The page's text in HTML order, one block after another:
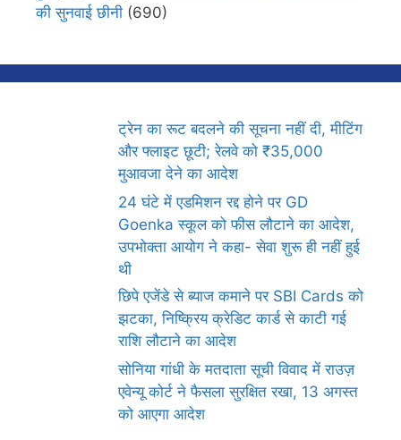
की सुनवाई छीनी (690)
ट्रेन का रूट बदलने की सूचना नहीं दी, मीटिंग
और फ्लाइट छूटी; रेलवे को ₹35,000
मुआवजा देने का आदेश
24 घंटे में एडमिशन रद्द होने पर GD
Goenka स्कूल को फीस लौटाने का आदेश,
उपभोक्ता आयोग ने कहा- सेवा शुरू ही नहीं हुई
थी
छिपे एजेंडे से ब्याज कमाने पर SBI Cards को
झटका, निष्क्रिय क्रेडिट कार्ड से काटी गई
राशि लौटाने का आदेश
सोनिया गांधी के मतदाता सूची विवाद में राउज़
एवेन्यू कोर्ट ने फैसला सुरक्षित रखा, 13 अगस्त
को आएगा आदेश